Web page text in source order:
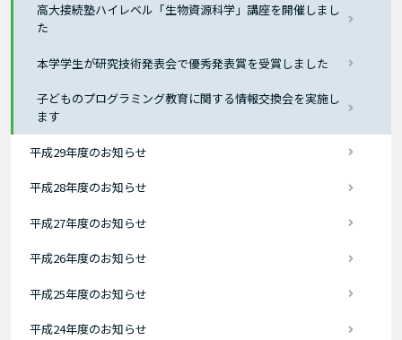
高大接続塾ハイレベル「生物資源科学」講座を開催しまし
た
本学学生が研究技術発表会で優秀発表賞を受賞しました
子どものプログラミング教育に関する情報交換会を実施し
ます
平成29年度のお知らせ
平成28年度のお知らせ
平成27年度のお知らせ
平成26年度のお知らせ
平成25年度のお知らせ
平成24年度のお知らせ